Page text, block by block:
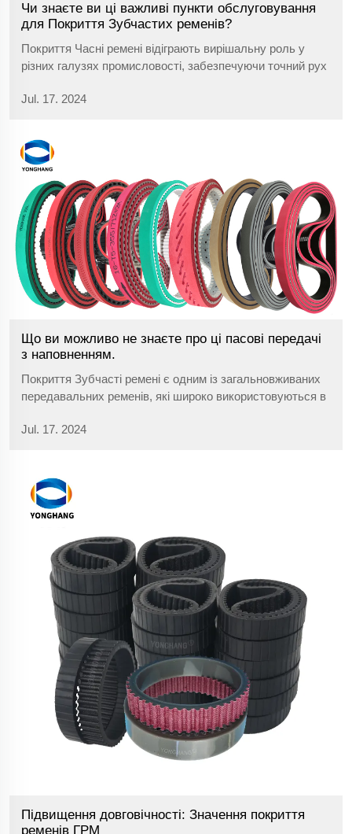
Чи знаєте ви ці важливі пункти обслуговування
для Покриття Зубчастих ременів?
Покриття Часні ремені відіграють вирішальну роль у
різних галузях промисловості, забезпечуючи точний рух
доглядати за ремнями, щоб максимізувати їх термін
Jul. 17. 2024
Що ви можливо не знаєте про ці пасові передачі
з наповненням.
Покриття Зубчасті ремені є одним із загальновживаних
передавальних ременів, які широко використовуються в
промисловому виробництві завдяки своїм перевагам та
Jul. 17. 2024
Підвищення довговічності: Значення покриття
ременів ГРМ